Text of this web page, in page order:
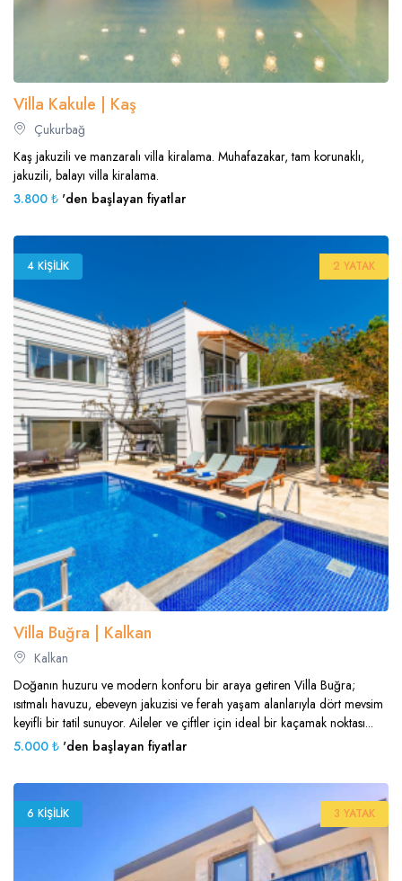
Villa Kakule | Kaş
Çukurbağ
Kaş jakuzili ve manzaralı villa kiralama. Muhafazakar, tam korunaklı,
jakuzili, balayı villa kiralama.
3.800 ₺ 'den başlayan fiyatlar
4 KIŞILIK 2 YATAK
Villa Buğra | Kalkan
Kalkan
Doğanın huzuru ve modern konforu bir araya getiren Villa Buğra;
ısıtmalı havuzu, ebeveyn jakuzisi ve ferah yaşam alanlarıyla dört mevsim
keyifli bir tatil sunuyor. Aileler ve çiftler için ideal bir kaçamak noktası...
5.000 ₺ 'den başlayan fiyatlar
6 KIŞILIK 3 YATAK